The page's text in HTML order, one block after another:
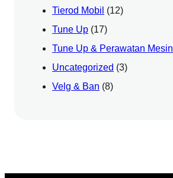
Tierod Mobil (12)
Tune Up (17)
Tune Up & Perawatan Mesin
Uncategorized (3)
Velg & Ban (8)